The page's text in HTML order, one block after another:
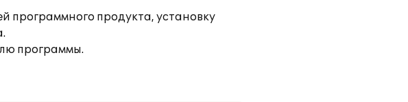
программного продукта, установку
программы.